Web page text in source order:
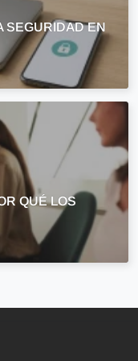
SEGURIDAD EN
QUÉ LOS